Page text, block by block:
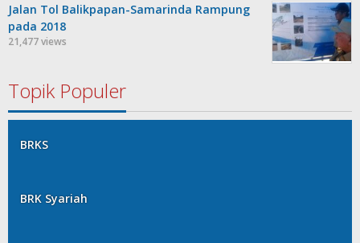
Jalan Tol Balikpapan-Samarinda Rampung
pada 2018
21,477 views
Topik Populer
BRKS
BRK Syariah